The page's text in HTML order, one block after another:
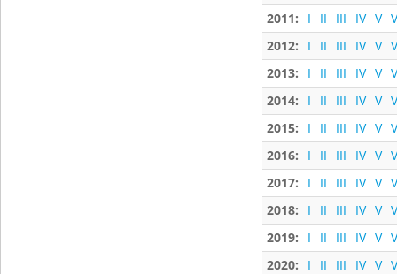
2011:
I II III IV V
2012:
I II III IV V
2013:
I II III IV V
2014:
I II III IV V
2015:
I II III IV V
2016:
I II III IV V
2017:
I II III IV V
2018:
I II III IV V
2019:
I II III IV V
2020:
I II III IV V